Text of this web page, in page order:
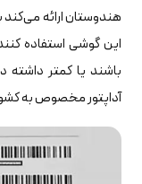
هندوستان ارائه می‌کند
این گوشی استفاده
باشند یا کمتر داشته
آداپتور مخصوص به